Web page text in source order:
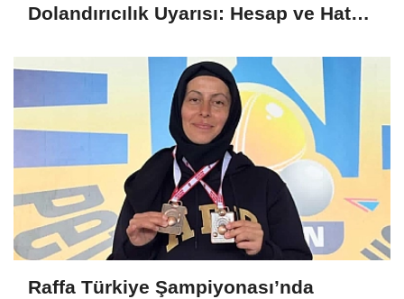
Dolandırıcılık Uyarısı: Hesap ve Hat
Raffa Türkiye Şampiyonası’nda